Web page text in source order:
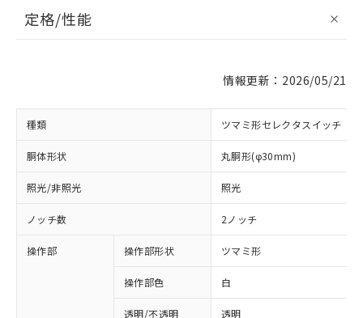
定格/性能
情報更新：2026/05/21
種類 ツマミ形セレクタスイッチ
胴体形状 丸胴形(φ30mm)
照光/非照光 照光
ノッチ数 2ノッチ
操作部 操作部形状 ツマミ形
操作部色 白
透明/不透明 透明